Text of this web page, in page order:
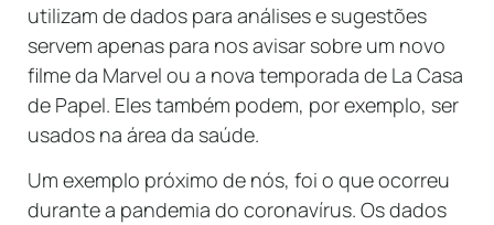
utilizam de dados para análises e sugestões
servem apenas para nos avisar sobre um novo
filme da Marvel ou a nova temporada de La Casa
de Papel. Eles também podem, por exemplo, ser
usados na área da saúde.
Um exemplo próximo de nós, foi o que ocorreu
durante a pandemia do coronavírus. Os dados